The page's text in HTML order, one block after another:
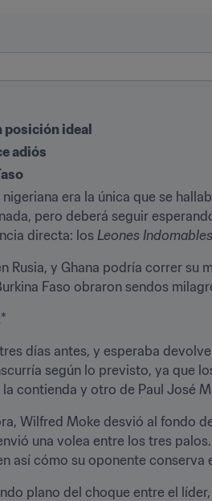
posición ideal
adiós
nigeriana era la única que se
directa: los Leones Indomables
Rusia, y Ghana podría correr su
Faso obraron sendos
días antes, y esperaba
según lo previsto, ya que
contienda y otro de Paul José
Wilfred Moke desvió al fondo
una volea entre los tres
así cómo su oponente conserva
plano del choque entre el